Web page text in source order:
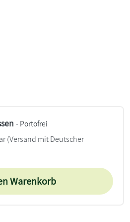
- Portofrei
(Versand mit Deutscher
Warenkorb